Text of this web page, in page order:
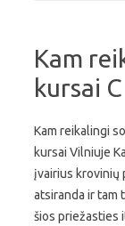
Kam
kursai
Kam reikalingi
kursai Vilniuje
įvairius krovinių
atsiranda ir tam
šios priežasties